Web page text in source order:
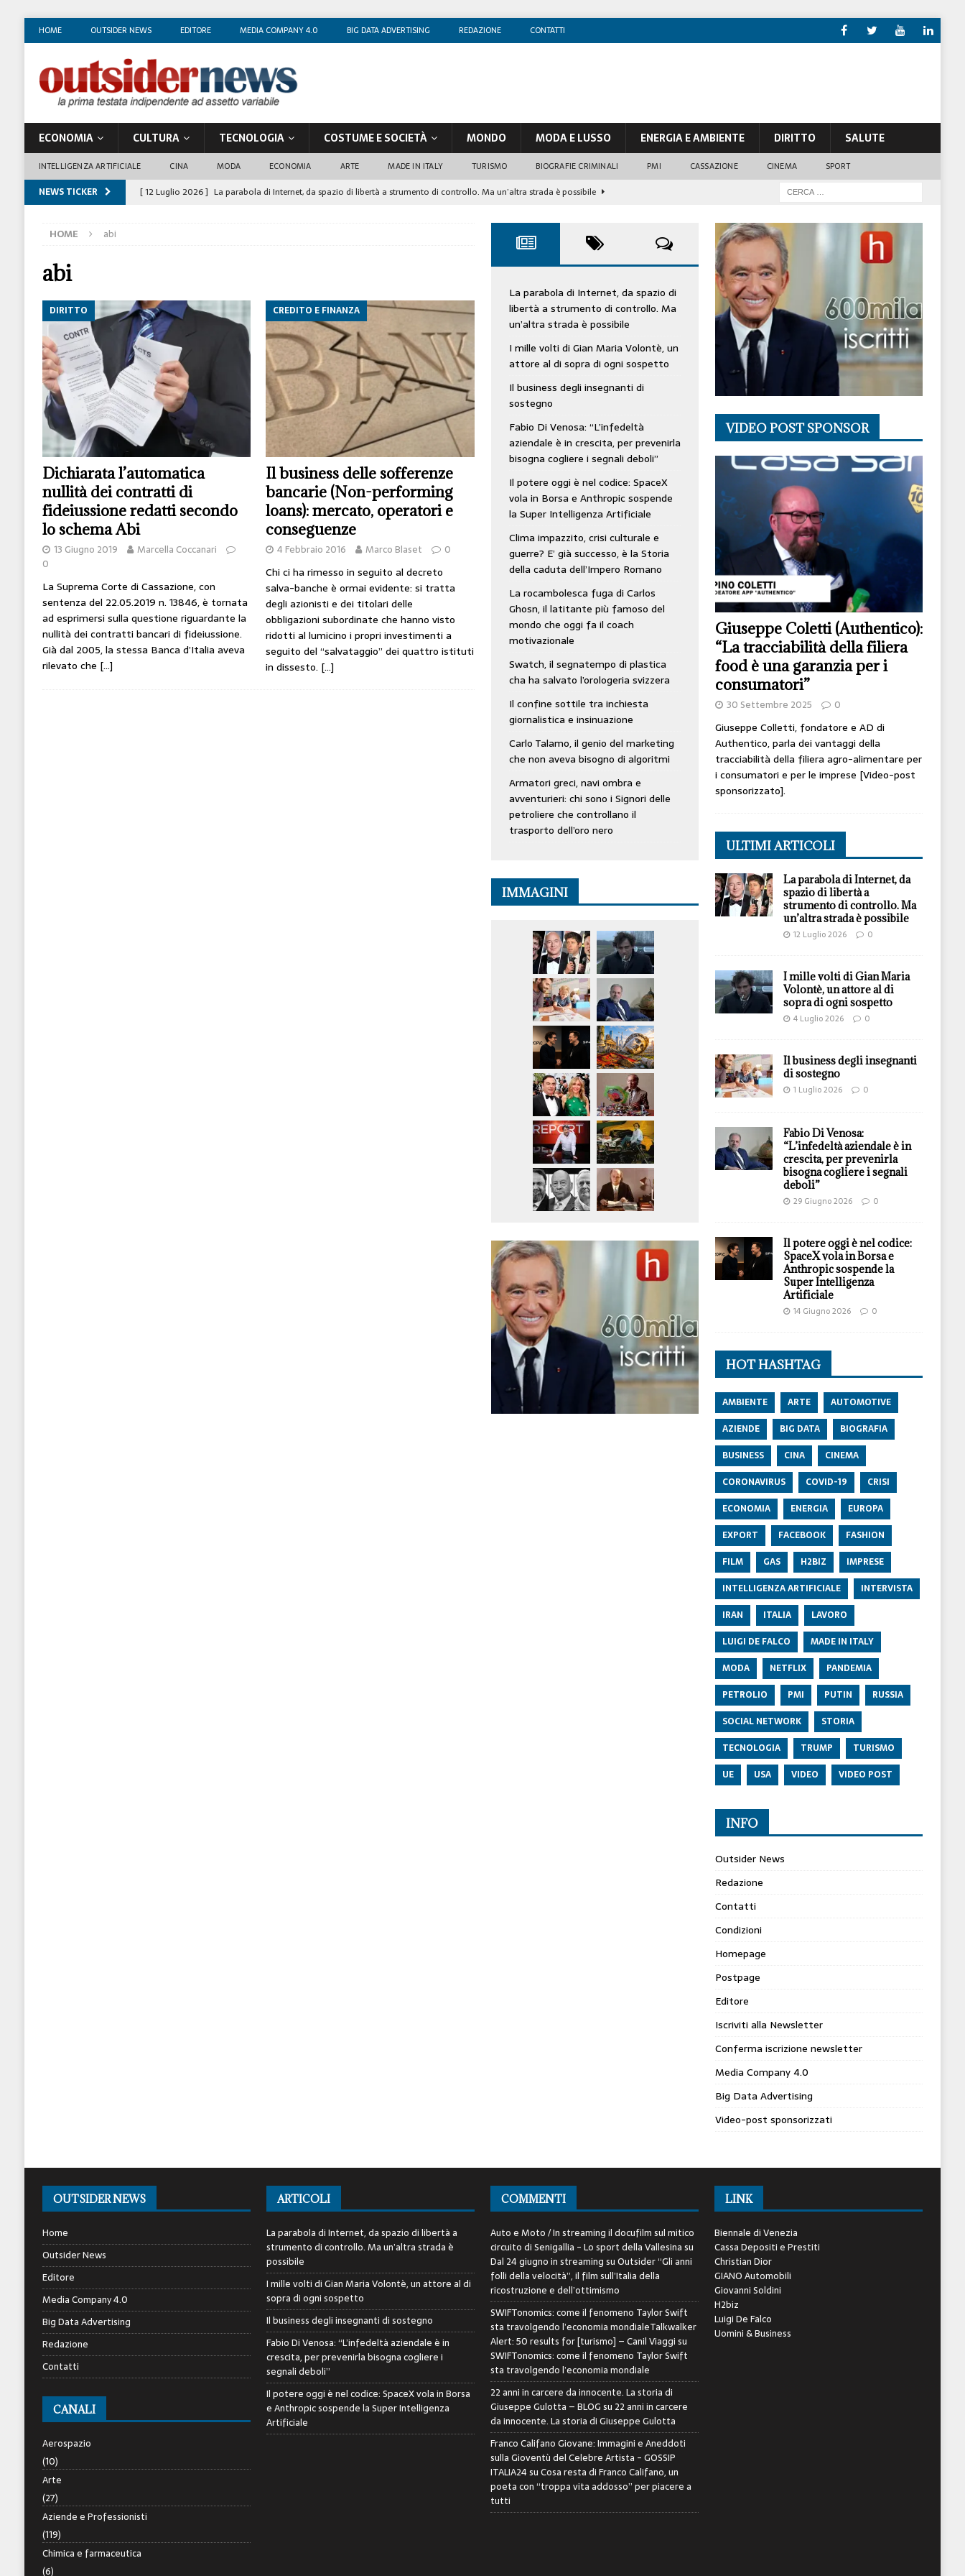
HOME OUTSIDER NEWS EDITORE MEDIA COMPANY 4.0 BIG DATA ADVERTISING REDAZIONE CONTATTI
ECONOMIA CULTURA TECNOLOGIA COSTUME E SOCIETÀ MONDO MODA E LUSSO ENERGIA E AMBIENTE DIRITTO SALUTE
INTELLIGENZA ARTIFICIALE CINA MODA ECONOMIA ARTE MADE IN ITALY TURISMO BIOGRAFIE CRIMINALI PMI CASSAZIONE CINEMA SPORT
NEWS TICKER [ 12 Luglio 2026 ] La parabola di Internet, da spazio di libertà a strumento di controllo. Ma un’altra strada è possibile
CINEMA
Fabio Di Venosa: “L’infedeltà aziendale è in crescita, per prevenirla bisogna cogliere i segnali deboli”
ECONOMIA
[ 14 Giugno 2026 ]
Il potere oggi è nel codice: SpaceX vola in Borsa e Anthropic sospende la Super Intelligenza Artificiale
HI-TECH
[ 7 Febbraio 2020 ]
Nato con l’Austria-Ungheria e morto nell’era digitale. Il tempo si era dimenticato di Gillo Dorfles e lui
viveva nel futuro
ARTE
HOME abi
abi
DIRITTO
Dichiarata l’automatica
nullità dei contratti di
fideiussione redatti secondo
lo schema Abi
13 Giugno 2019
Marcella Coccanari
0
La Suprema Corte di Cassazione, con
sentenza del 22.05.2019 n. 13846, è tornata
ad esprimersi sulla questione riguardante la
nullità dei contratti bancari di fideiussione.
Già dal 2005, la stessa Banca d’Italia aveva
rilevato che […]
CREDITO E FINANZA
Il business delle sofferenze
bancarie (Non-performing
loans): mercato, operatori e
conseguenze
4 Febbraio 2016 Marco Blaset 0
Chi ci ha rimesso in seguito al decreto
salva-banche è ormai evidente: si tratta
degli azionisti e dei titolari delle
obbligazioni subordinate che hanno visto
ridotti al lumicino i propri investimenti a
seguito del “salvataggio” dei quattro istituti
in dissesto. […]
La parabola di Internet, da spazio di
libertà a strumento di controllo. Ma
un’altra strada è possibile
I mille volti di Gian Maria Volontè, un
attore al di sopra di ogni sospetto
Il business degli insegnanti di
sostegno
Fabio Di Venosa: “L’infedeltà
aziendale è in crescita, per prevenirla
bisogna cogliere i segnali deboli”
Il potere oggi è nel codice: SpaceX
vola in Borsa e Anthropic sospende
la Super Intelligenza Artificiale
Clima impazzito, crisi culturale e
guerre? E’ già successo, è la Storia
della caduta dell’Impero Romano
La rocambolesca fuga di Carlos
Ghosn, il latitante più famoso del
mondo che oggi fa il coach
motivazionale
Swatch, il segnatempo di plastica
cha ha salvato l’orologeria svizzera
Il confine sottile tra inchiesta
giornalistica e insinuazione
Carlo Talamo, il genio del marketing
che non aveva bisogno di algoritmi
Armatori greci, navi ombra e
avventurieri: chi sono i Signori delle
petroliere che controllano il
trasporto dell’oro nero
IMMAGINI
VIDEO POST SPONSOR
Giuseppe Coletti (Authentico):
“La tracciabilità della filiera
food è una garanzia per i
consumatori”
30 Settembre 2025 0
Giuseppe Colletti, fondatore e AD di
Authentico, parla dei vantaggi della
tracciabilità della filiera agro-alimentare per
i consumatori e per le imprese [Video-post
sponsorizzato].
ULTIMI ARTICOLI
La parabola di Internet, da
spazio di libertà a
strumento di controllo. Ma
un’altra strada è possibile
12 Luglio 2026 0
I mille volti di Gian Maria
Volontè, un attore al di
sopra di ogni sospetto
4 Luglio 2026 0
Il business degli insegnanti
di sostegno
1 Luglio 2026 0
Fabio Di Venosa:
“L’infedeltà aziendale è in
crescita, per prevenirla
bisogna cogliere i segnali
deboli”
29 Giugno 2026 0
Il potere oggi è nel codice:
SpaceX vola in Borsa e
Anthropic sospende la
Super Intelligenza
Artificiale
14 Giugno 2026 0
HOT HASHTAG
AMBIENTE ARTE
AUTOMOTIVE
AZIENDE
BIG DATA
BIOGRAFIA
BUSINESS
CINA
CINEMA
CORONAVIRUS
COVID-19
CRISI
ECONOMIA
ENERGIA
EUROPA
EXPORT
FACEBOOK
FASHION
FILM
GAS H2BIZ
IMPRESE
INTELLIGENZA ARTIFICIALE
INTERVISTA
IRAN
ITALIA
LAVORO
LUIGI DE FALCO
MADE IN ITALY
MODA
NETFLIX
PANDEMIA
PETROLIO
PMI PUTIN
RUSSIA
SOCIAL NETWORK
STORIA
TECNOLOGIA
TRUMP
TURISMO
UE
USA VIDEO VIDEO POST
INFO
Outsider News
Redazione
Contatti
Condizioni
Homepage
Postpage
Editore
Iscriviti alla Newsletter
Conferma iscrizione newsletter
Media Company 4.0
Big Data Advertising
Video-post sponsorizzati
OUTSIDER NEWS
Home
Outsider News
Editore
Media Company 4.0
Big Data Advertising
Redazione
Contatti
CANALI
Aerospazio
(10)
Arte
(27)
Aziende e Professionisti
(119)
Chimica e farmaceutica
(6)
ARTICOLI
La parabola di Internet, da spazio di libertà a
strumento di controllo. Ma un’altra strada è
possibile
I mille volti di Gian Maria Volontè, un attore al di
sopra di ogni sospetto
Il business degli insegnanti di sostegno
Fabio Di Venosa: “L’infedeltà aziendale è in
crescita, per prevenirla bisogna cogliere i
segnali deboli”
Il potere oggi è nel codice: SpaceX vola in Borsa
e Anthropic sospende la Super Intelligenza
Artificiale
COMMENTI
Auto e Moto / In streaming il docufilm sul mitico
circuito di Senigallia - Lo sport della Vallesinasu
Dal 24 giugno in streaming su Outsider “Gli anni
folli della velocità”, il film sull’Italia della
ricostruzione e dell’ottimismo
SWIFTonomics: come il fenomeno Taylor Swift
sta travolgendo l’economia mondialeTalkwalker
Alert: 50 results for [turismo] – Canil Viaggisu
SWIFTonomics: come il fenomeno Taylor Swift
sta travolgendo l’economia mondiale
22 anni in carcere da innocente. La storia di
Giuseppe Gulotta – BLOGsu 22 anni in carcere
da innocente. La storia di Giuseppe Gulotta
Franco Califano Giovane: Immagini e Aneddoti
sulla Gioventù del Celebre Artista - GOSSIP
ITALIA24suCosa resta di Franco Califano, un
poeta con “troppa vita addosso” per piacere a
tutti
LINK
Biennale di Venezia
Cassa Depositi e Prestiti
Christian Dior
GIANO Automobili
Giovanni Soldini
H2biz
Luigi De Falco
Uomini & Business